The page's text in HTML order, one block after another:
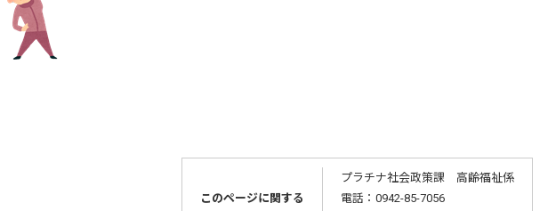
このページに関する
プラチナ社会政策課 高齢福祉係
電話：0942-85-7056